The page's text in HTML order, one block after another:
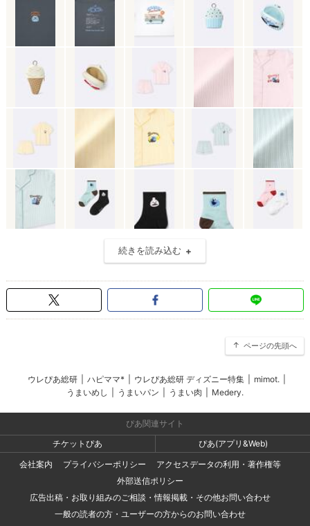
続きを読み込む
ページの先頭へ
ウレぴあ総研 ハピママ* ウレぴあ総研 ディズニー特集 mimot.
うまいめし
うまいパン うまい肉 Medery.
ぴあ関連サイト
チケットぴあ
ぴあ(アプリ&Web)
会社案内
プライバシーポリシー
アクセスデータの利用・著作権等
外部送信ポリシー
広告出稿・お取り組みのご相談・情報掲載・その他お問い合わせ
一般の読者の方・ユーザーの方からのお問い合わせ